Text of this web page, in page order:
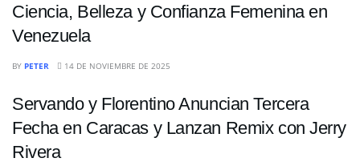
Ciencia, Belleza y Confianza Femenina en
Venezuela
BY PETER 14 DE NOVIEMBRE DE 2025
Servando y Florentino Anuncian Tercera
Fecha en Caracas y Lanzan Remix con Jerry
Rivera